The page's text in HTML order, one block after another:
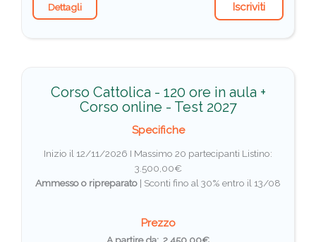
Dettagli Iscriviti
Corso Cattolica - 120 ore in aula +
Corso online - Test 2027
Specifiche
Inizio il 12/11/2026 I Massimo 20 partecipanti Listino:
3.500,00€
Ammesso o ripreparato | Sconti fino al 30% entro il 13/08
Prezzo